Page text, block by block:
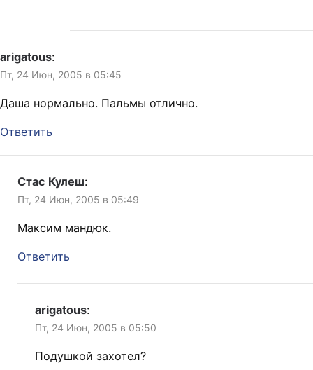
arigatous:
Пт, 24 Июн, 2005 в 05:45
Даша нормально. Пальмы отлично.
Ответить
Стас Кулеш:
Пт, 24 Июн, 2005 в 05:49
Максим мандюк.
Ответить
arigatous:
Пт, 24 Июн, 2005 в 05:50
Подушкой захотел?